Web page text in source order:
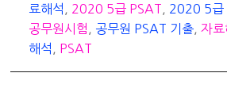
테
고
리
그
료해석
2020 5급 PSAT 2020 5급
공무원시험
공무원 PSAT 기출 ,자료
해석
PSAT